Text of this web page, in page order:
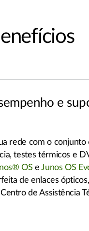
e
rede com o
testes térmicos e
OS eJunos OS
de enlaces
de Assistência